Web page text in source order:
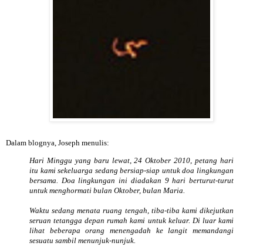
Dalam blognya, Joseph menulis:
Hari Minggu yang baru lewat, 24 Oktober 2010, petang hari
itu kami sekeluarga sedang bersiap-siap untuk doa lingkungan
bersama. Doa lingkungan ini diadakan 9 hari berturut-turut
untuk menghormati bulan Oktober, bulan Maria.
Waktu sedang menata ruang tengah, tiba-tiba kami dikejutkan
seruan tetangga depan rumah kami untuk keluar. Di luar kami
lihat beberapa orang menengadah ke langit memandangi
sesuatu sambil menunjuk-nunjuk.